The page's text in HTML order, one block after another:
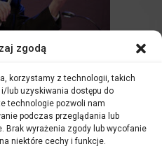
zgodą
korzystamy z technologii, takich
lub uzyskiwania dostępu do
technologie pozwoli nam
podczas przeglądania lub
Brak wyrażenia zgody lub wycofanie
niektóre cechy i funkcje.